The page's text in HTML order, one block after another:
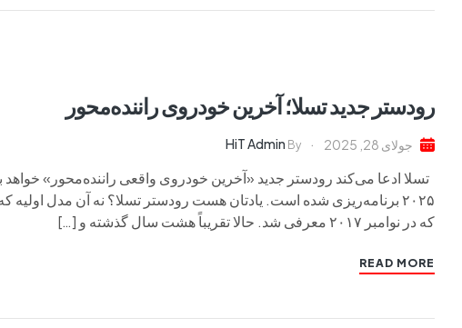
رودستر جدید تسلا؛ آخرین خودروی راننده‌محور
جولای 28, 2025 By
HiT Admin
تسلا ادعا می‌کند رودستر جدید «آخرین خودروی واقعی راننده‌محور»
۲۰۲۵ برنامه‌ریزی شده است. یادتان هست رودستر تسلا؟ نه آن مدل
که در نوامبر ۲۰۱۷ معرفی شد. حالا تقریباً هشت سال گذشته و […]
READ MORE